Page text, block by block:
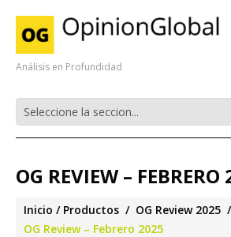
Análisis en Profundidad
OG REVIEW – FEBRERO
Inicio Productos
OG Review 2025
OG Review – Febrero 2025